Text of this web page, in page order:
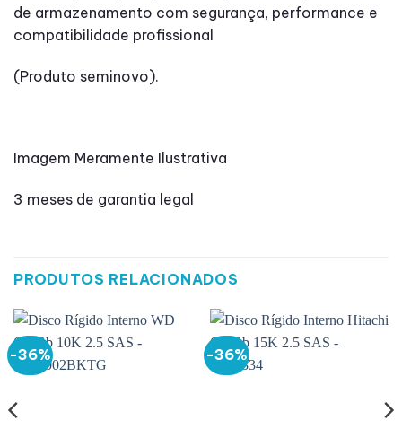
de armazenamento com segurança, performance e
compatibilidade profissional
(Produto seminovo).
Imagem Meramente Ilustrativa
3 meses de garantia legal
PRODUTOS RELACIONADOS
-36% -36%